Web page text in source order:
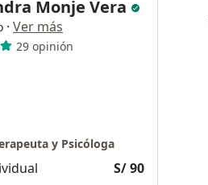
Monje Vera
· Ver más
29 opinión
y Psicóloga
S/ 90